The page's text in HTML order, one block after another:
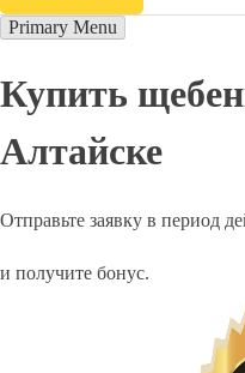
Primary Menu
Купить
Алтайске
Отправьте заявку в период
и получите бонус.